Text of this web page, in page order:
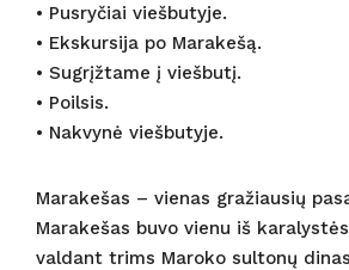
• Pusryčiai viešbutyje.
• Ekskursija po Marakešą.
• Sugrįžtame į viešbutį.
• Poilsis.
• Nakvynė viešbutyje.
Marakešas – vienas gražiausių
Marakešas buvo vienu iš
valdant trims Maroko sultonų